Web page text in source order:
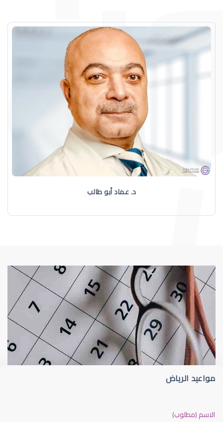
د. عماد أبو طالب
د أم كلثوم الحريريطبيب عيون
مواعيد الرياض
الاسم (مطلوب)